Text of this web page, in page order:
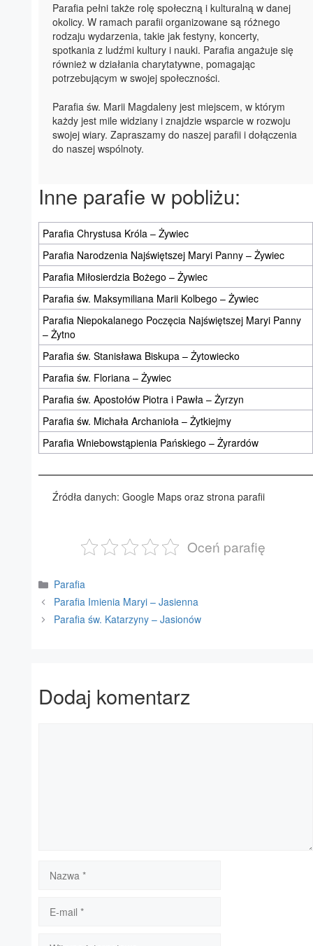
Parafia pełni także rolę społeczną i kulturalną w danej
okolicy. W ramach parafii organizowane są różnego
rodzaju wydarzenia, takie jak festyny, koncerty,
spotkania z ludźmi kultury i nauki. Parafia angażuje się
również w działania charytatywne, pomagając
potrzebującym w swojej społeczności.
Parafia św. Marii Magdaleny jest miejscem, w którym
każdy jest mile widziany i znajdzie wsparcie w rozwoju
swojej wiary. Zapraszamy do naszej parafii i dołączenia
do naszej wspólnoty.
Inne parafie w pobliżu:
Parafia Chrystusa Króla – Żywiec
Parafia Narodzenia Najświętszej Maryi Panny – Żywiec
Parafia Miłosierdzia Bożego – Żywiec
Parafia św. Maksymiliana Marii Kolbego – Żywiec
Parafia Niepokalanego Poczęcia Najświętszej Maryi Panny
– Żytno
Parafia św. Stanisława Biskupa – Żytowiecko
Parafia św. Floriana – Żywiec
Parafia św. Apostołów Piotra i Pawła – Żyrzyn
Parafia św. Michała Archanioła – Żytkiejmy
Parafia Wniebowstąpienia Pańskiego – Żyrardów
Źródła danych: Google Maps oraz strona parafii
Oceń parafię
Kategorie
Parafia
Parafia Imienia Maryi – Jasienna
Parafia św. Katarzyny – Jasionów
Dodaj komentarz
mail